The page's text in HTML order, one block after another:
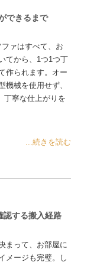
できるまで
ァはすべて、お
てから、1つ1つ丁
作られます。オー
機械を使用せず、
丁寧な仕上がりを
...続きを読む
認する搬入経路
まって、お部屋に
メージも完璧。し